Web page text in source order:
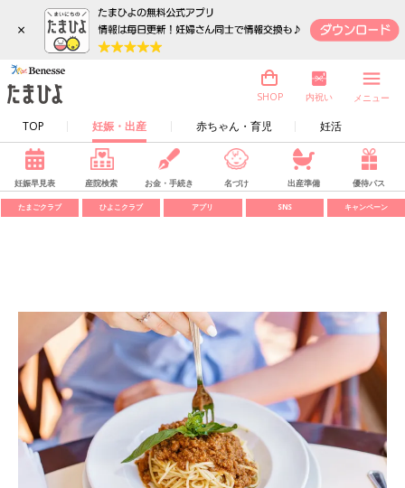
×
TOP 妊娠・出産 赤ちゃん・育児 妊活
SHOP 内祝い メニュー
妊娠早見表 産院検索 お金・手続き 名づけ 出産準備 優待パス
たまごクラブ ひよこクラブ アプリ SNS キャンペーン